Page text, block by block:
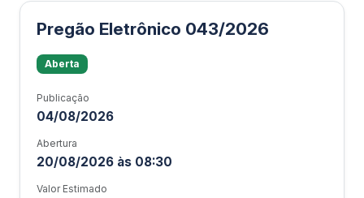
Pregão Eletrônico 043/2026
Aberta
Publicação
04/08/2026
Abertura
20/08/2026 às 08:30
Valor Estimado